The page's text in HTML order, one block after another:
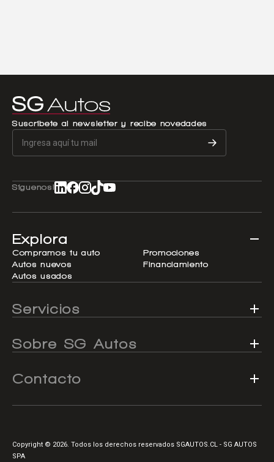
Suscríbete al newsletter y recibe novedades
Síguenos!
Explora
Compramos tu auto
Autos nuevos
Autos usados
Promociones
Financiamiento
Servicios
Sobre SG Autos
Contacto
Copyright © 2026. Todos los derechos reservados SGAUTOS.CL - SG AUTOS
SPA